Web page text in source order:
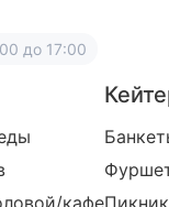
до 17:00
кафе